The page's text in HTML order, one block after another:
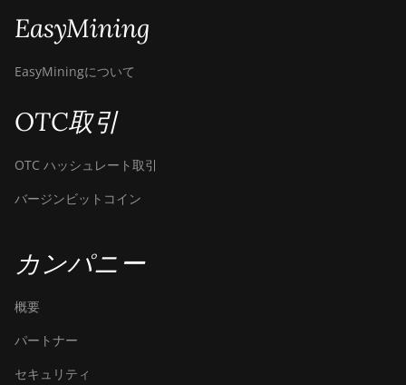
Canaan AvalonMiner 1066
Pro
Pro
Canaan Creative Avalon 1166
Pro
Canaan Creative Avalon 1246
Canaan Creative Avalon 921
DesiweMiner K10Ultra
DesiweMiner K9S
EasyMining
EasyMiningについて
OTC取引
OTC ハッシュレート取引
バージンビットコイン
カンパニー
概要
パートナー
セキュリティ